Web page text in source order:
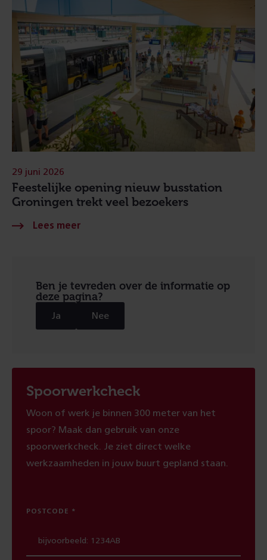
Feestelijke opening nieuw busstation
Groningen trekt veel bezoekers
29 juni 2026
Ben je tevreden over de informatie op
deze pagina?
Ja Nee
Spoorwerkcheck
Woon of werk je binnen 300 meter van het
spoor? Maak dan gebruik van onze
spoorwerkcheck. Je ziet direct welke
werkzaamheden in jouw buurt gepland staan.
POSTCODE